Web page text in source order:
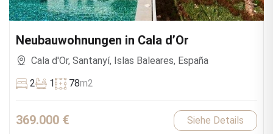
Neubauwohnungen in Cala d’Or
Cala d'Or, Santanyí, Islas Baleares, España
2
1 78m2
369.000 € Siehe Details